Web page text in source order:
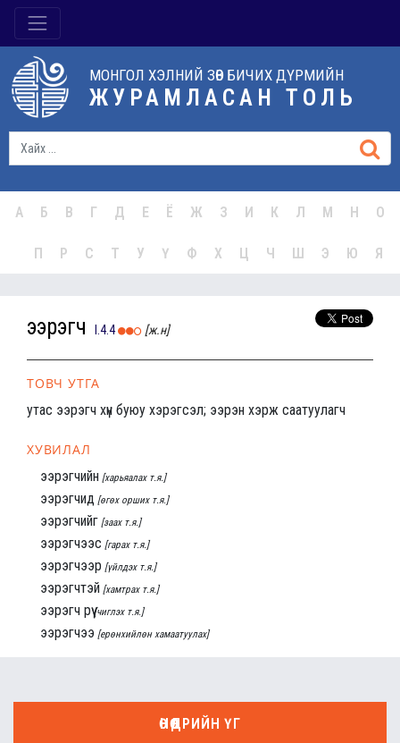
МОНГОЛ ХЭЛНИЙ ЗӨВ БИЧИХ ДҮРМИЙН
ЖУРАМЛАСАН ТОЛЬ
А Б В Г Д Е Ё Ж З И К Л М Н О
П Р С Т У Ү Ф Х Ц Ч Ш Э Ю Я
ээрэгч I.4.4 [ж.н]
ТОВЧ УТГА
утас ээрэгч хүн буюу хэрэгсэл; ээрэн хэрж саатуулагч
ХУВИЛАЛ
ээрэгчийн [харьяалах т.я.]
ээрэгчид [өгөх орших т.я.]
ээрэгчийг [заах т.я.]
ээрэгчээс [гарах т.я.]
ээрэгчээр [үйлдэх т.я.]
ээрэгчтэй [хамтрах т.я.]
ээрэгч рүү [чиглэх т.я.]
ээрэгчээ [ерөнхийлөн хамаатуулах]
ӨНӨӨДРИЙН ҮГ